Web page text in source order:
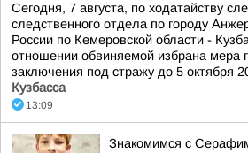
Сегодня, 7 августа, по ходатайству
следственного отдела по городу
России по Кемеровской области -
отношении обвиняемой избрана мера
заключения под стражу до 5 октября
Кузбасса
13:09
Знакомимся с